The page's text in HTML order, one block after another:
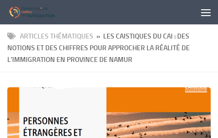
Skip to content
ARTICLES THÉMATIQUES » LES CAISTIQUES DU CAI : DES
NOTIONS ET DES CHIFFRES POUR APPROCHER LA RÉALITÉ DE
L’IMMIGRATION EN PROVINCE DE NAMUR
Panneau de gestion des cookies